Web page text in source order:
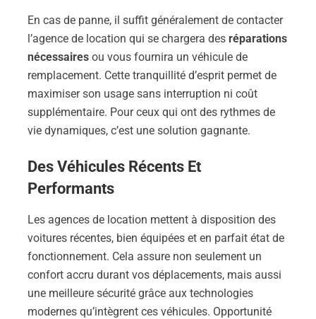
En cas de panne, il suffit généralement de contacter
l’agence de location qui se chargera des réparations
nécessaires ou vous fournira un véhicule de
remplacement. Cette tranquillité d’esprit permet de
maximiser son usage sans interruption ni coût
supplémentaire. Pour ceux qui ont des rythmes de
vie dynamiques, c’est une solution gagnante.
Des Véhicules Récents Et
Performants
Les agences de location mettent à disposition des
voitures récentes, bien équipées et en parfait état de
fonctionnement. Cela assure non seulement un
confort accru durant vos déplacements, mais aussi
une meilleure sécurité grâce aux technologies
modernes qu’intègrent ces véhicules. Opportunité